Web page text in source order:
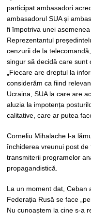
participat ambasadori
ambasadorul SUA și
fi împotriva unei
Reprezentantul
cenzurii de la
singur să decidă care sunt
„Fiecare are dreptul la
considerăm ca fiind
Ucraina, SUA la care are
aluzia la impotența
calitative, care ar putea
Corneliu Mihalache l-a
închiderea vreunui post
transmiterii programelor
propagandistică.
La un moment dat, Ceban
Federația Rusă se face
Nu cunoaștem la cine s-a